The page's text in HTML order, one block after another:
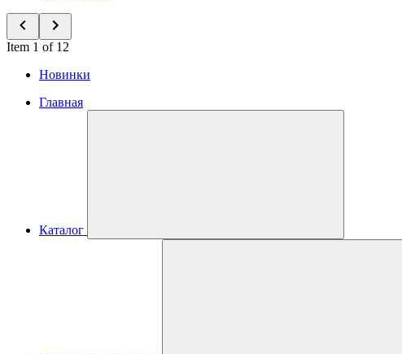
Item 1 of 12
Новинки
Главная
Каталог